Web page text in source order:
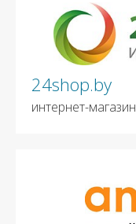
24shop.by
интернет-магазин